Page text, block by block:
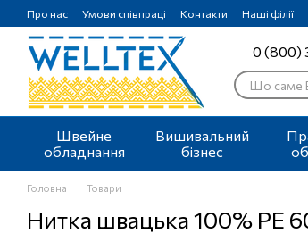
Перейти до основного контенту
Про нас Умови співпраці Контакти Наші філії
0 (800)
Швейне
обладнання
Вишивальний
бізнес
Головна Товари
Нитка швацька 100% PE